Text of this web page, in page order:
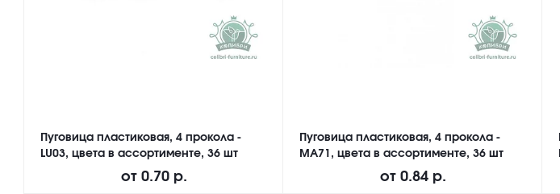
Пуговица пластиковая, 4 прокола -
LU03, цвета в ассортименте, 36 шт
от 0.70 р.
Пуговица пластиковая, 4 прокола -
MA71, цвета в ассортименте, 36 шт
от 0.84 р.